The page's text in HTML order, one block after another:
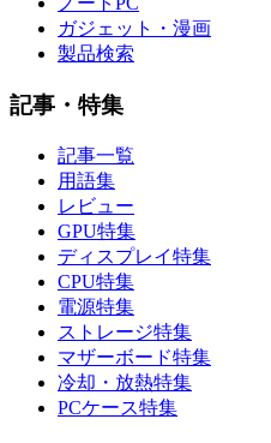
ガジェット・漫画
製品検索
記事・特集
記事一覧
用語集
レビュー
GPU特集
ディスプレイ特集
CPU特集
電源特集
ストレージ特集
マザーボード特集
冷却・放熱特集
PCケース特集